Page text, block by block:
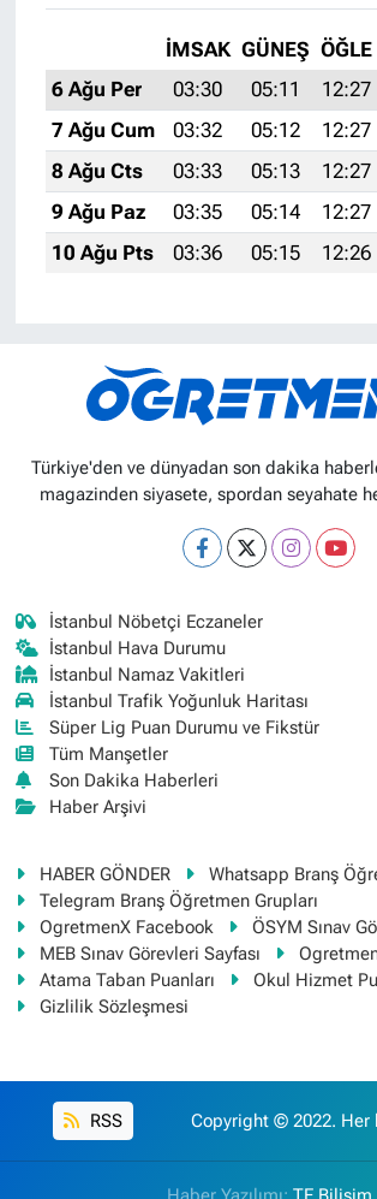
İMSAK GÜNEŞ ÖĞLE
6 Ağu Per
03:30 05:11 12:27
7 Ağu Cum
03:32 05:12 12:27
8 Ağu Cts
03:33 05:13 12:27
9 Ağu Paz
03:35 05:14 12:27
10 Ağu Pts
03:36 05:15 12:26
Türkiye'den ve dünyadan son dakika
magazinden siyasete, spordan seyahate
İstanbul Nöbetçi Eczaneler
İstanbul Hava Durumu
İstanbul Namaz Vakitleri
İstanbul Trafik Yoğunluk Haritası
Süper Lig Puan Durumu ve Fikstür
Tüm Manşetler
Son Dakika Haberleri
Haber Arşivi
HABER GÖNDER
Whatsapp Branş
Telegram Branş Öğretmen Grupları
OgretmenX Facebook
ÖSYM Sınav
MEB Sınav Görevleri Sayfası
Atama Taban Puanları
Okul Hizmet
Gizlilik Sözleşmesi
RSS Copyright © 2022. Her